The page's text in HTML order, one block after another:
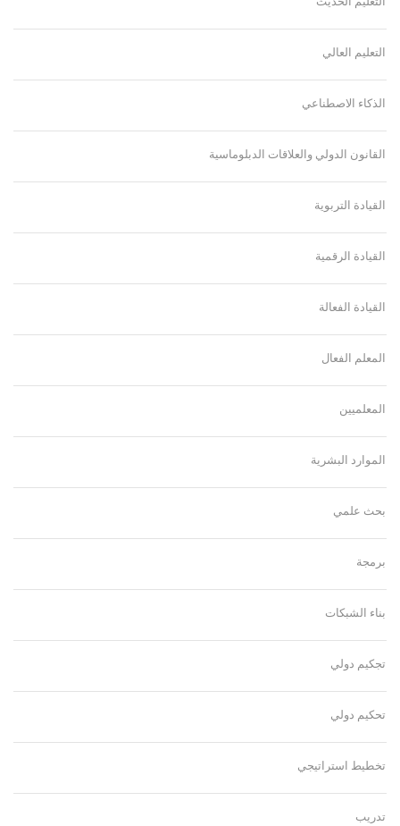
التعليم العالي
الذكاء الاصطناعي
القانون الدولي والعلاقات الدبلوماسية
القيادة التربوية
القيادة الرقمية
القيادة الفعالة
المعلم الفعال
المعلميين
الموارد البشرية
بحث علمي
برمجة
بناء الشبكات
تجكيم دولي
تحكيم دولي
تخطيط استراتيجي
تدريب